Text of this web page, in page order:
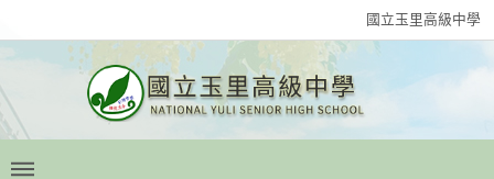
國立玉里高級中學